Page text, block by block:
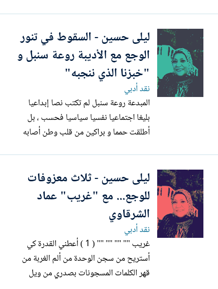
والشر ، والنور والظلام . ثلاثة عناوين لنصوص
سياسية إنسانية نفسية يخترقها تيار الدم و
البارود والجراح...
ليلى حسين - السقوط في تنور
الوجع مع الأديبة روعة سنبل و
"خبزنا الذي ننجبه"
نقد أدبي
المبدعة روعة سنبل لم تكتب نصا إبداعيا
بليغا اجتماعيا نفسيا سياسيا فحسب ، بل
أطلقت حمما و براكين من قلب وطن أصابه
فتكاتفت وتضافرت مفردات القمع لتخبز نصا
شجيا . ★آلام الجسد والروح تتفاقم في
عملية مخاض عسير ، رحم ينبثق...
ليلى حسين - ثلاث معزوفات
للوجع... مع "غريب" عماد
الشرقاوي
نقد أدبي
غريب "" "" "" "" ( 1 ) أعطني القدرة كي
أستريح من سجن الوحدة من ألم الغربة من
قهر الكلمات المسجونات بصدري من ويل